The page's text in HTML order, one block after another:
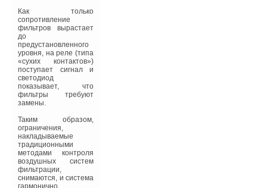
Как только
сопротивление
фильтров вырастает
до
предустановленного
уровня, на реле (типа
«сухих контактов»)
поступает сигнал и
светодиод
показывает, что
фильтры требуют
замены.
Таким образом,
ограничения,
накладываемые
традиционными
методами контроля
воздушных систем
фильтрации,
снимаются, и система
сберегающие окна
сделают олимпийские
объекты по-
настоящему
“зелеными”. Похожие
проекты реализованы
нашими партнерами в
Саратове и Кирове.
Там оконные системы
помогли на 40
процентов сократить
потери тепла.
ледовом дворце
“Олимп-Арена” были
установлены окна на
основе профиля
Proplex-Premium с
повышенными
теплосберегающими
характеристиками», —
рассказывает Лев